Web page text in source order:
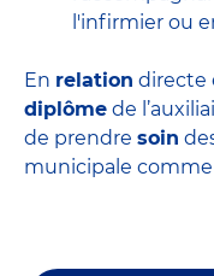
l'infirmier ou
En relation directe
diplôme de
de prendre soin
municipale comme